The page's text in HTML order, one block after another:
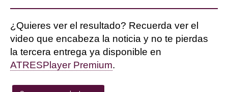
¿Quieres ver el resultado? Recuerda ver el
video que encabeza la noticia y no te pierdas
la tercera entrega ya disponible en
ATRESPlayer Premium.